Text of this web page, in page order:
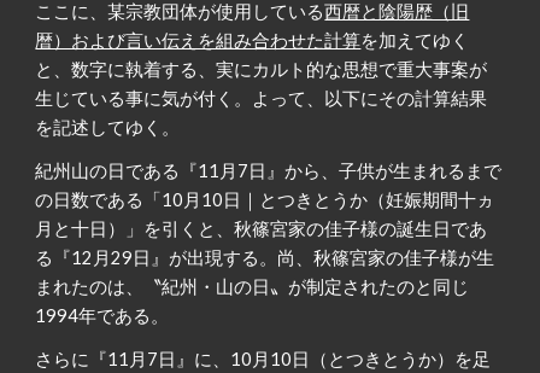
ここに、某宗教団体が使用している西暦と陰陽歴（旧
暦）および言い伝えを組み合わせた計算を加えてゆく
と、数字に執着する、実にカルト的な思想で重大事案が
生じている事に気が付く。よって、以下にその計算結果
を記述してゆく。
紀州山の日である『11月7日』から、子供が生まれるまで
の日数である「10月10日｜とつきとうか（妊娠期間十ヵ
月と十日）」を引くと、秋篠宮家の佳子様の誕生日であ
る『12月29日』が出現する。尚、秋篠宮家の佳子様が生
まれたのは、〝紀州・山の日〟が制定されたのと同じ
1994年である。
さらに『11月7日』に、10月10日（とつきとうか）を足